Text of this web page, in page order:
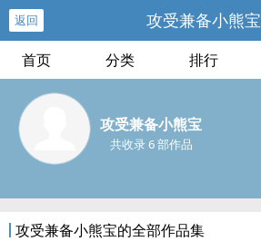
返回 攻受兼备小熊宝
首页 分类 排行
攻受兼备小熊宝
共收录 6 部作品
攻受兼备小熊宝的全部作品集